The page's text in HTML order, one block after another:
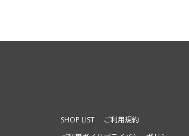
SHOP LIST
ご利用規約